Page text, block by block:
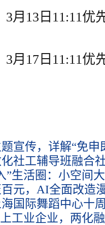
月13日11:11优
月17日11:11优
宣传，详解“免申
社工辅导班融合
”生活圈：小空间
元，AI全面改造
国际舞蹈中心十
工业企业，两化